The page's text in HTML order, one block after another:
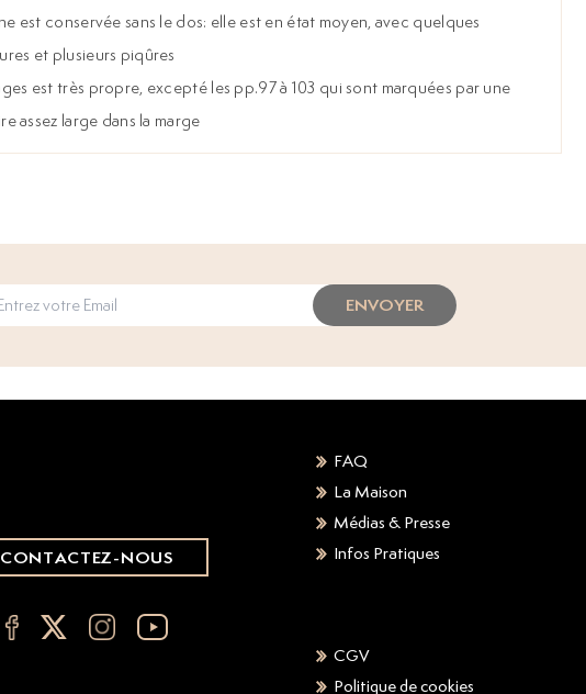
est conservée sans le dos: elle est en état moyen, avec quelques
et plusieurs piqûres
est très propre, excepté les pp.97 à 103 qui sont marquées par une
assez large dans la marge
ENVOYER
CONTACTEZ-NOUS
FAQ
La Maison
Médias & Presse
Infos Pratiques
CGV
Politique de cookies